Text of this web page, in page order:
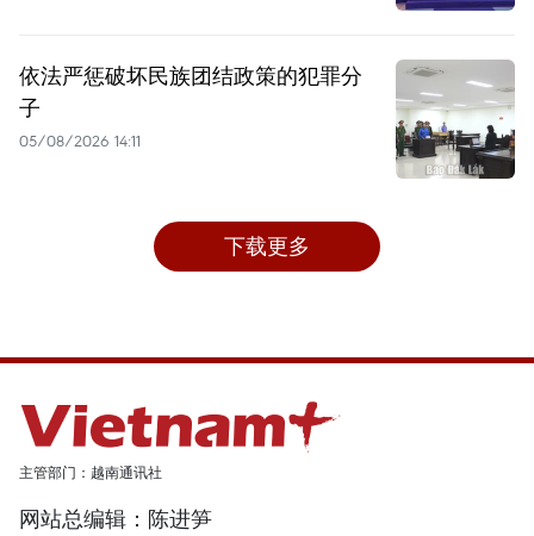
依法严惩破坏民族团结政策的犯罪分
子
05/08/2026 14:11
下载更多
主管部门：越南通讯社
网站总编辑：陈进笋